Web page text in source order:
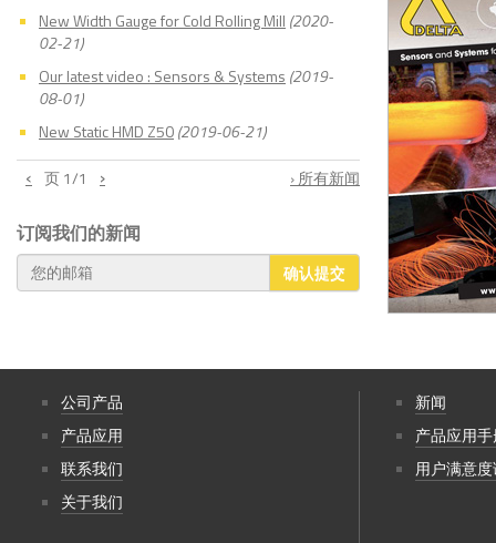
New Width Gauge for Cold Rolling Mill (2020-
02-21)
Our latest video : Sensors & Systems (2019-
08-01)
New Static HMD Z50(2019-06-21)
‹ 页1/1 › › 所有新闻
订阅我们的新闻
确认提交
公司产品
产品应用
联系我们
关于我们
新闻
产品应用
用户满意